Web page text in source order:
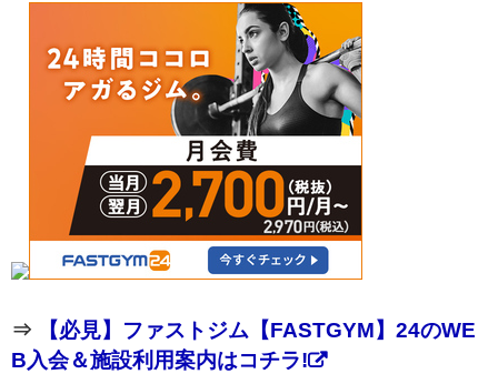
⇒
【必見】ファストジム【FASTGYM】24のWE
B入会＆施設利用案内はコチラ!